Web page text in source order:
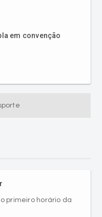
em convenção
primeiro horário da